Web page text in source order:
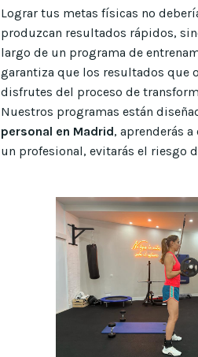
Lograr tus metas físicas no
produzcan resultados rápidos,
largo de un programa de
garantiza que los resultados que
disfrutes del proceso de
Nuestros programas están
personal en Madrid, aprenderás
un profesional, evitarás el riesgo